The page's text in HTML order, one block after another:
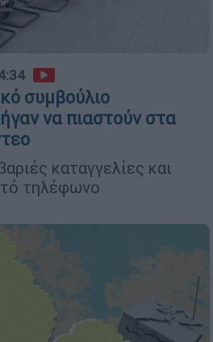
συμβούλιο
να πιαστούν στα
καταγγελίες και
τηλέφωνο